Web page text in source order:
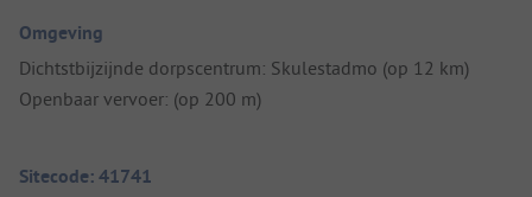
Omgeving
Dichtstbijzijnde dorpscentrum: Skulestadmo (op 12 km)
Openbaar vervoer: (op 200 m)
Sitecode: 41741